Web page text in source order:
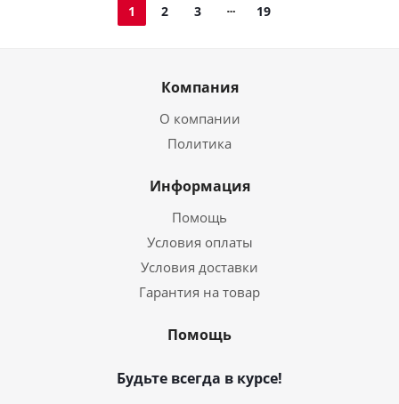
1 2 3 19
Компания
О компании
Политика
Информация
Помощь
Условия оплаты
Условия доставки
Гарантия на товар
Помощь
Будьте всегда в курсе!